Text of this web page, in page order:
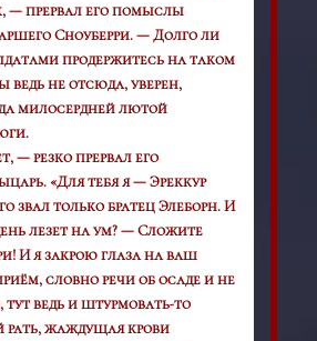
— прервал его помыслы
Сноуберри. — Долго ли
продержитесь на таком
ведь не отсюда, уверен,
милосердней лютой
— резко прервал его
«Для тебя я — Эреккур
звал только братец Элеборн. И
лезет на ум? — Сложите
И я закрою глаза на ваш
словно речи об осаде и не
ведь и штурмовать-то
рать, жаждущая крови